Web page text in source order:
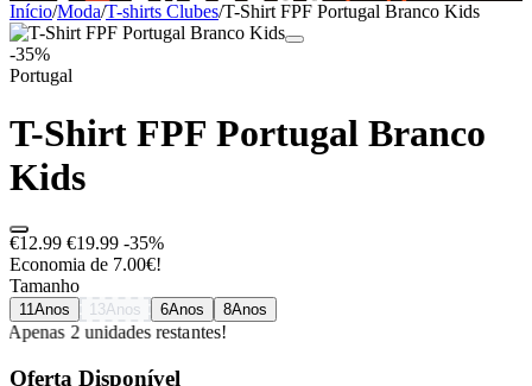
SINCE 2005
Início/Moda/T-shirts Clubes/T-Shirt FPF Portugal Branco Kids
-35%
Portugal
T-Shirt FPF Portugal Branco
Kids
€12.99 €19.99 -35%
Economia de 7.00€!
Tamanho
11Anos 13Anos 6Anos 8Anos
Apenas 2 unidades restantes!
Oferta Disponível